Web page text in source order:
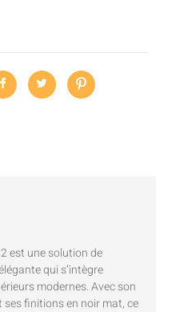
est une solution de
qui s’intègre
modernes. Avec son
finitions en noir mat, ce